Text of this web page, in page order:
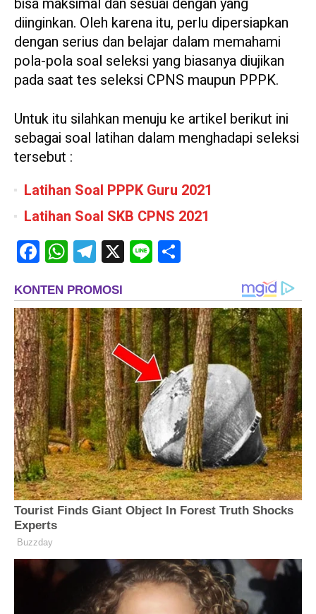
diinginkan. Oleh karena itu, perlu dipersiapkan
dengan serius dan belajar dalam memahami
pola-pola soal seleksi yang biasanya diujikan
pada saat tes seleksi CPNS maupun PPPK.
Untuk itu silahkan menuju ke artikel berikut ini
sebagai soal latihan dalam menghadapi seleksi
tersebut :
Latihan Soal PPPK Guru 2021
Latihan Soal SKB CPNS 2021
FacebookWhatsAppTelegram
X Line